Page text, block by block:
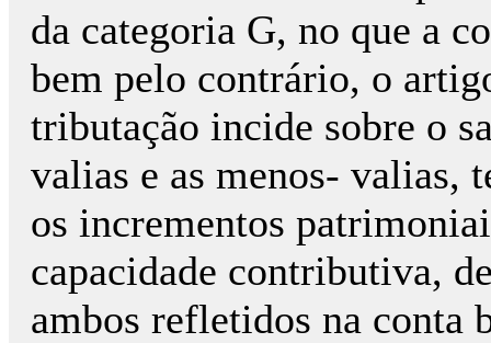
da categoria G, no que a
bem pelo contrário, o
tributação incide sobre o
valias e as menos- valias,
os incrementos
capacidade contributiva,
ambos refletidos na conta